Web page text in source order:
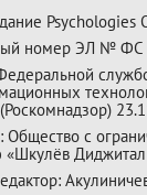
Psychologies
номер ЭЛ № ФС
Общество с
«Шкулёв